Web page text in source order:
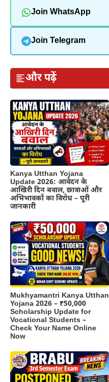
Join WhatsApp
Join Telegram
और पढ़ें
Kanya Utthan Yojana
Update 2026: आवेदन के
आखिरी दिन बवाल, छात्राओं और
अभिभावकों का विरोध – पूरी
जानकारी
Mukhyamantri Kanya Utthan
Yojana 2026 – ₹50,000
Scholarship Update for
Vocational Students –
Check Your Name Online
Now